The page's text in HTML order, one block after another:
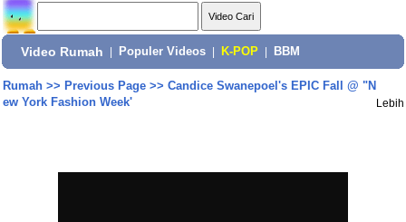
Video Rumah Populer Videos K-POP BBM
Rumah>> Previous Page>> Candice Swanepoel's EPIC Fall @ "N
ew York Fashion Week'
Lebih